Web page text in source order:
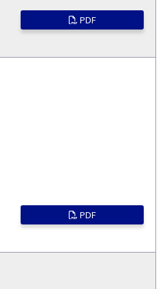
PDF
PDF